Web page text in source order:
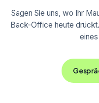
Sagen Sie uns, wo Ihr
Back-Office heute